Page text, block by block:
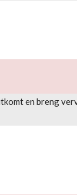
en breng